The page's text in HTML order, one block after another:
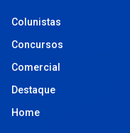
Colunistas
Concursos
Comercial
Destaque
Home